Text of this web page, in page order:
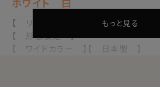
ホワイト 白
【 リラックスフィット 】【 クールマ
【 形態安定 】
【 ワイドカラー 】【 日本製 】
もっと見る